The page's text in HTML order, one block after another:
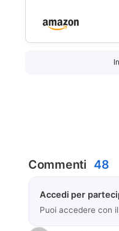
Commenti 48
Accedi per
Puoi accedere con